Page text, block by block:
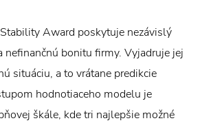
Award poskytuje nezávislý
nefinančnú bonitu firmy. Vyjadruje jej
situáciu, a to vrátane predikcie
hodnotiaceho modelu je
škále, kde tri najlepšie možné